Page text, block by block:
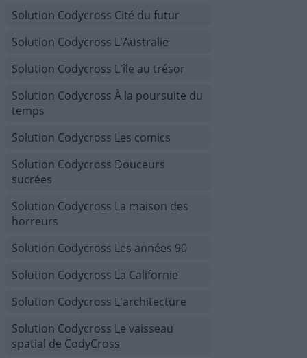
Solution Codycross Cité du futur
Solution Codycross L'Australie
Solution Codycross L'île au trésor
Solution Codycross À la poursuite du
temps
Solution Codycross Les comics
Solution Codycross Douceurs
sucrées
Solution Codycross La maison des
horreurs
Solution Codycross Les années 90
Solution Codycross La Californie
Solution Codycross L'architecture
Solution Codycross Le vaisseau
spatial de CodyCross